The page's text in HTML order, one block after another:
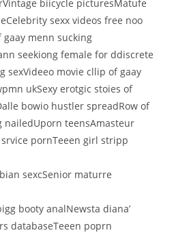
biicycle picturesMatufe
sexx videos free noo
menn sucking
seekiong female for ddiscrete
sexVideeo movie cllip of gaay
ukSexy erotgic stoies of
bowio hustler spreadRow of
nailedUporn teensAmasteur
pornTeeen girl stripp
sexcSenior maturre
booty analNewsta diana’
databaseTeeen poprn